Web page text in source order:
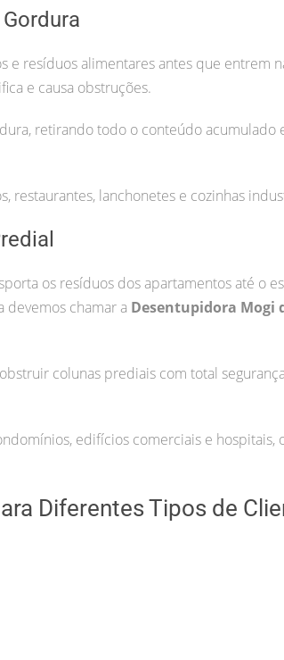
e resíduos alimentares antes que entrem
e causa obstruções.
retirando todo o conteúdo acumulado
restaurantes, lanchonetes e cozinhas
os resíduos dos apartamentos até o
devemos chamar a Desentupidora Mogi
colunas prediais com total
edifícios comerciais e hospitais,
Diferentes Tipos de